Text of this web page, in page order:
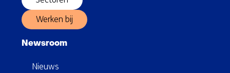
Werken bij
Newsroom
Nieuws